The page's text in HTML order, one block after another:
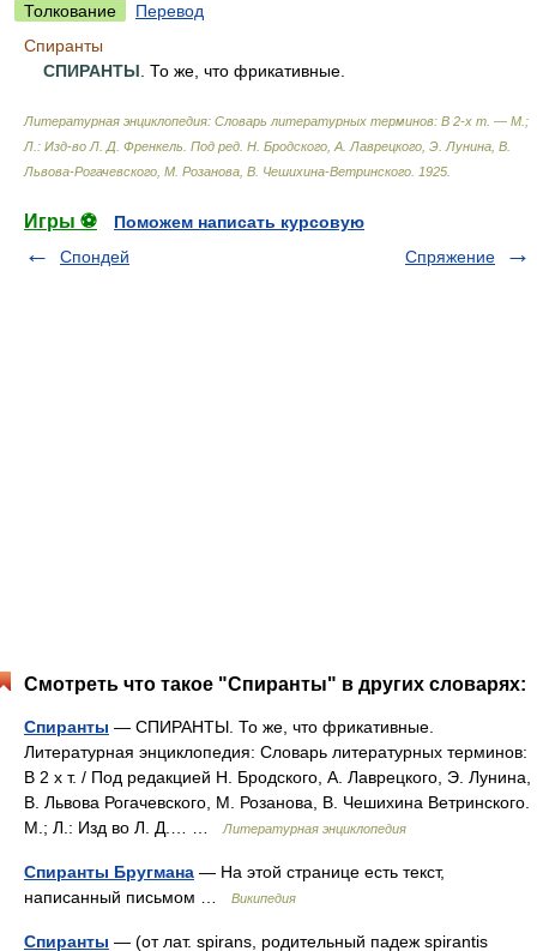
Толкование
Перевод
Спиранты
СПИРАНТЫ . То же, что фрикативные.
Литературная энциклопедия: Словарь литературных терминов: В 2-х т. — М.;
Л.: Изд-во Л. Д. Френкель Под ред. Н. Бродского, А. Лаврецкого, Э. Лунина, В.
Львова-Рогачевского, М. Розанова, В. Чешихина-Ветринского 1925
Игры ⚽
Поможем написать курсовую
Спондей
Спряжение
Смотреть что такое "Спиранты" в других словарях:
Спиранты — СПИРАНТЫ. То же, что фрикативные.
Литературная энциклопедия: Словарь литературных терминов:
В 2 х т. / Под редакцией Н. Бродского, А. Лаврецкого, Э. Лунина,
В. Львова Рогачевского, М. Розанова, В. Чешихина Ветринского.
М.; Л.: Изд во Л. Д.… …
Литературная энциклопедия
Спиранты Бругмана — На этой странице есть текст,
написанный письмом …
Википедия
Спиранты — (от лат. spirans, родительный падеж spirantis